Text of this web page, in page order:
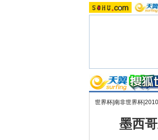
世界杯|南非世界杯
墨西